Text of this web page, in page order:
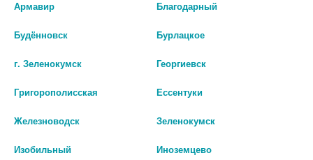
КАПС ПО 400МГ
237 руб.
шт
В КОРЗИНУ
ТАБЛ ПО 1717МГ
2 935 руб.
Армавир Благодарный
Будённовск Бурлацкое
г. Зеленокумск Георгиевск
Григорополисская Ессентуки
Железноводск Зеленокумск
Изобильный Иноземцево